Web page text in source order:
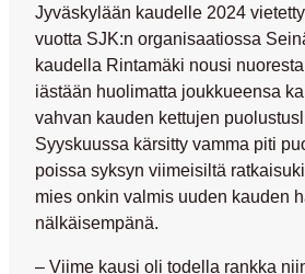
Jyväskylään kaudelle 2024
vuotta SJK:n organisaatiossa
kaudella Rintamäki nousi
iästään huolimatta joukkueensa
vahvan kauden kettujen
Syyskuussa kärsitty vamma piti
poissa syksyn viimeisiltä
mies onkin valmis uuden kauden
nälkäisempänä.
– Viime kausi oli todella rankka